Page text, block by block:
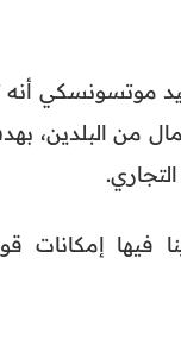
موتسونسكي أنه
من البلدين،
فيها إمكانات